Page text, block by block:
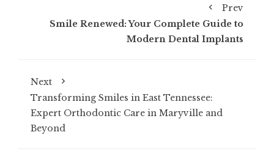
Prev
Smile Renewed: Your Complete Guide to
Modern Dental Implants
Next
Transforming Smiles in East Tennessee:
Expert Orthodontic Care in Maryville and
Beyond